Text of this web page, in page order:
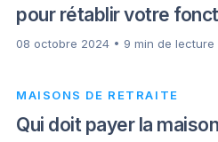
pour rétablir votre
08 octobre 2024 • 9 min de lecture
MAISONS DE RETRAITE
Qui doit payer la